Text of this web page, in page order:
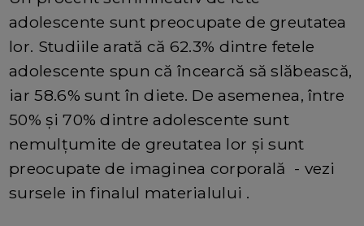
adolescente sunt preocupate de greutatea
lor. Studiile arată că 62.3% dintre fetele
adolescente spun că încearcă să slăbească,
iar 58.6% sunt în diete. De asemenea, între
50% și 70% dintre adolescente sunt
nemulțumite de greutatea lor și sunt
preocupate de imaginea corporală - vezi
sursele in finalul materialului .